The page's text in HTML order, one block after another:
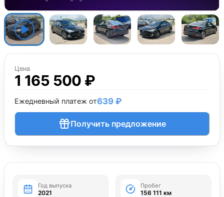
Цена
1 165 500 ₽
Ежедневный платеж от639 ₽
Получить предложение
Год выпуска
2021
Пробег
156 111 км